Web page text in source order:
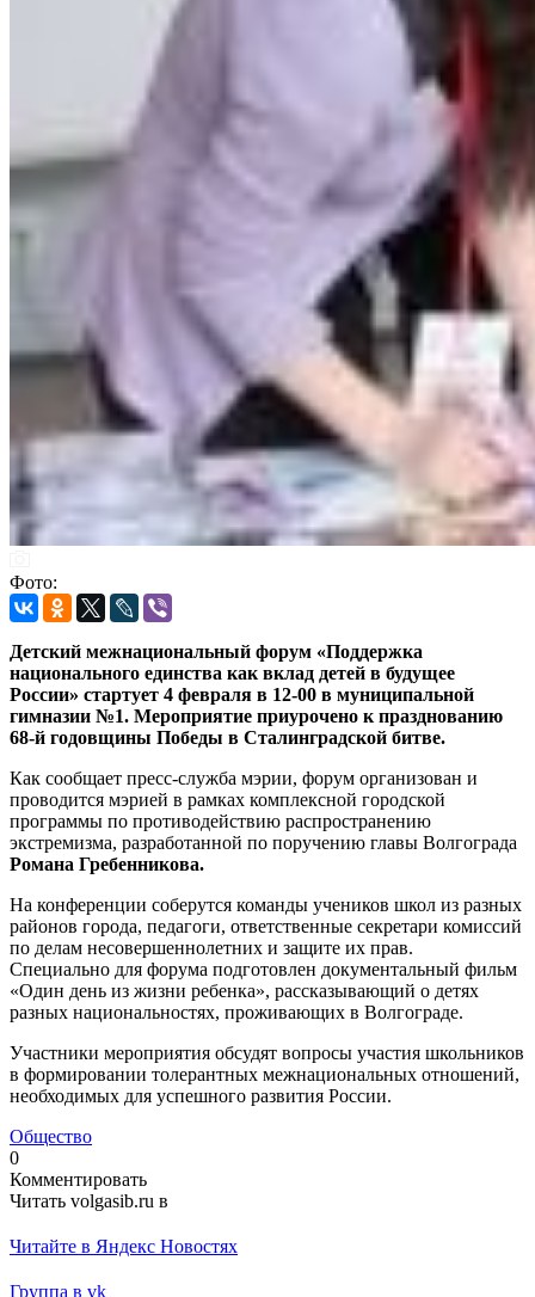
Фото:
Детский межнациональный форум «Поддержка
национального единства как вклад детей в будущее
России» стартует 4 февраля в 12-00 в муниципальной
гимназии №1. Мероприятие приурочено к празднованию
68-й годовщины Победы в Сталинградской битве.
Как сообщает пресс-служба мэрии, форум организован и
проводится мэрией в рамках комплексной городской
программы по противодействию распространению
экстремизма, разработанной по поручению главы Волгограда
Романа Гребенникова.
На конференции соберутся команды учеников школ из разных
районов города, педагоги, ответственные секретари комиссий
по делам несовершеннолетних и защите их прав.
Специально для форума подготовлен документальный фильм
«Один день из жизни ребенка», рассказывающий о детях
разных национальностях, проживающих в Волгограде.
Участники мероприятия обсудят вопросы участия школьников
в формировании толерантных межнациональных отношений,
необходимых для успешного развития России.
Общество
0
Комментировать
Читать volgasib.ru в
Читайте в Яндекс Новостях
Группа в vk